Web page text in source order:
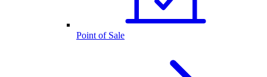
Point of Sale